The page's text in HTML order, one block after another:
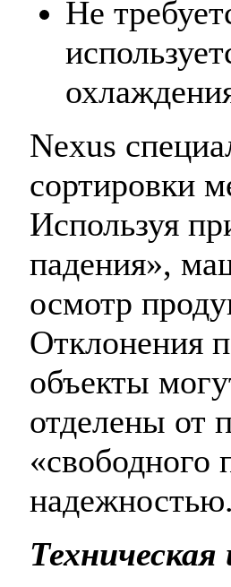
Не
Nexus
сортировки
Используя
падения»,
осмотр
Отклонения
объекты
отделены от
«свободного